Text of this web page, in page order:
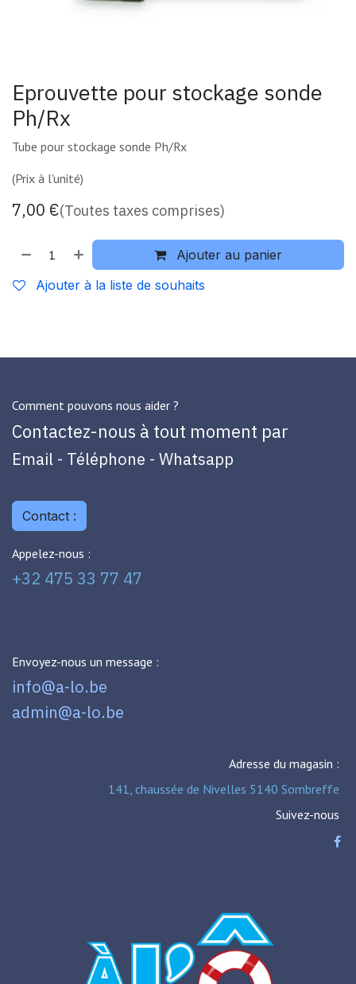
Eprouvette pour stockage sonde
Ph/Rx
Tube pour stockage sonde Ph/Rx
(Prix à l'unité)
7,00 €(Toutes taxes comprises)
Ajouter au panier
Ajouter à la liste de souhaits
Comment pouvons nous aider ?
Contactez-nous à tout moment par
Email - Téléphone - Whatsapp
Contact :
Appelez-nous :
+32 475 33 77 47
Envoyez-nous un message :
info@a-lo.be
admin@a-lo.be
Adresse du magasin :
141, chaussée de Nivelles 5140 Sombreffe
Suivez-nous